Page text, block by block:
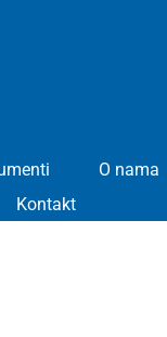
O nama
Kontakt